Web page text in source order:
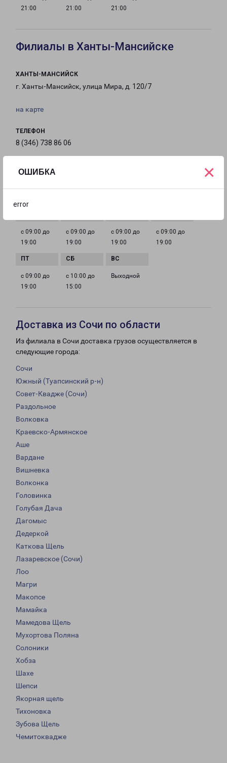
ОШИБКА
error
×
21:00
21:00
21:00
Филиалы в Ханты-Мансийске
ХАНТЫ-МАНСИЙСК
г. Ханты-Мансийск, улица Мира, д. 120/7
на карте
ТЕЛЕФОН
8 (346) 738 86 06
Kh-Mansiysk-fr@pecom.ru
с 09:00 до
19:00
с 09:00 до
19:00
с 09:00 до
19:00
с 09:00 до
19:00
с 09:00 до
19:00
с 10:00 до
15:00
Выходной
Доставка из Сочи по области
Из филиала в Сочи доставка грузов осуществляется в
следующие города:
Сочи
Южный (Туапсинский р-н)
Совет-Квадже (Сочи)
Раздольное
Волковка
Краевско-Армянское
Аше
Вардане
Вишневка
Волконка
Головинка
Голубая Дача
Дагомыс
Дедеркой
Каткова Щель
Лазаревское (Сочи)
Лоо
Магри
Макопсе
Мамайка
Мамедова Щель
Мухортова Поляна
Солоники
Хобза
Шахе
Шепси
Якорная щель
Тихоновка
Зубова Щель
Чемитоквадже